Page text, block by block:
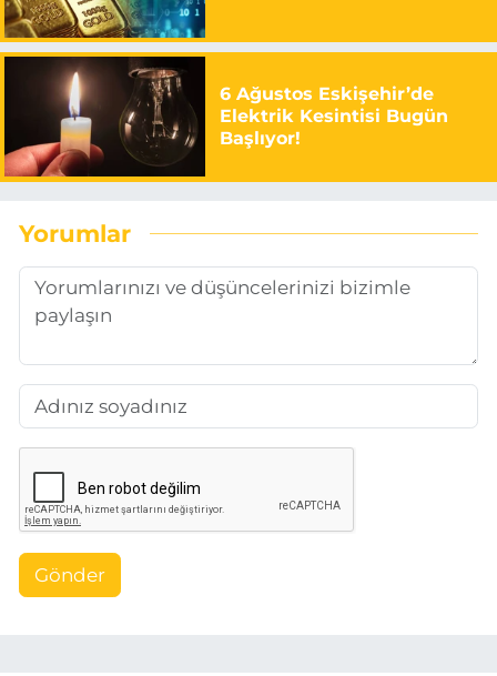
6 Ağustos Eskişehir’de
Elektrik Kesintisi Bugün
Başlıyor!
Yorumlar
Gönder